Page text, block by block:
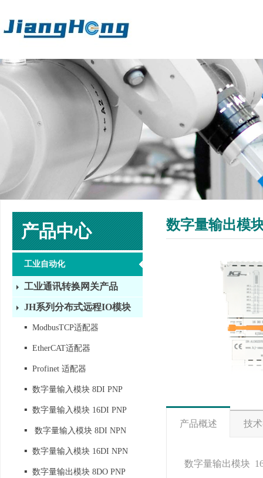
产品中心
工业自动化
工业通讯转换网关产品
JH系列分布式远程IO模块
▪ ModbusTCP适配器
▪ EtherCAT适配器
▪ Profinet 适配器
▪ 数字量输入模块 8DI PNP
▪ 数字量输入模块 16DI PNP
▪ 数字量输入模块 8DI NPN
▪ 数字量输入模块 16DI NPN
▪ 数字量输出模块 8DO PNP
数字量输出模
产品概述 技
数字量输出模块